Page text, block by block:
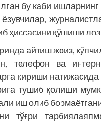
бу каби
ҳиссасини қўшиши
айтиш жоиз,
телефон ва
кириши натижасида
тушиб қолиши
иш олиб
тўғри